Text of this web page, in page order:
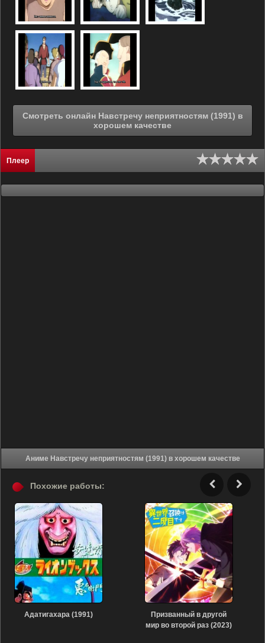
Смотреть онлайн Навстречу неприятностям (1991) в
хорошем качестве
Плеер
Аниме Навстречу неприятностям (1991) в хорошем качестве
Похожие работы:
Адатигахара (1991)
Призванный в другой
мир во второй раз (2023)